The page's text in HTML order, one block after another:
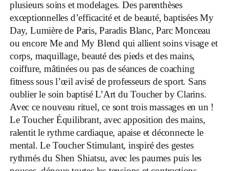
plusieurs soins et modelages. Des parenthèses
exceptionnelles d’efficacité et de beauté, baptisées My
Day, Lumière de Paris, Paradis Blanc, Parc Monceau
ou encore Me and My Blend qui allient soins visage et
corps, maquillage, beauté des pieds et des mains,
coiffure, mâtinées ou pas de séances de coaching
fitness sous l’œil avisé de professeurs de sport. Sans
oublier le soin baptisé L’Art du Toucher by Clarins.
Avec ce nouveau rituel, ce sont trois massages en un !
Le Toucher Équilibrant, avec apposition des mains,
ralentit le rythme cardiaque, apaise et déconnecte le
mental. Le Toucher Stimulant, inspiré des gestes
rythmés du Shen Shiatsu, avec les paumes puis les